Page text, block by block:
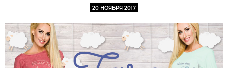
20 НОЯБРЯ 2017